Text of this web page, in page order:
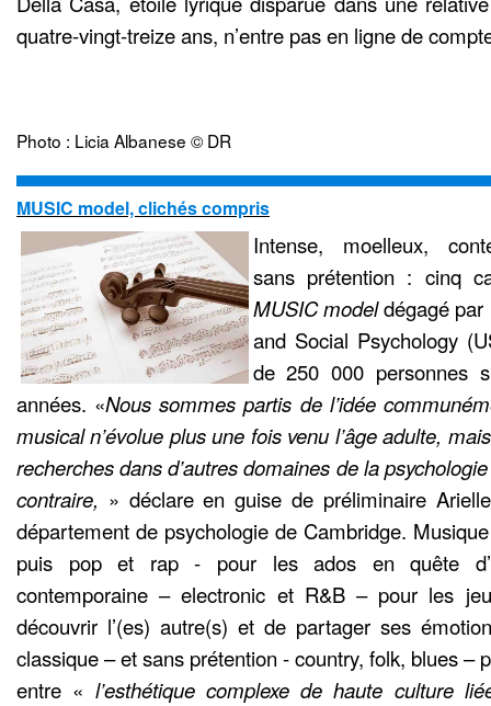
quatre-vingt-treize ans, n’entre pas en ligne de
Photo : Licia Albanese © DR
MUSIC model, clichés compris
Intense, moelleux,
sans prétention : cinq
MUSIC modeldégagé par
and Social Psychology
de 250 000 personnes
années. «Nous sommes partis de l’idée
musical n’évolue plus une fois venu l’âge adulte,
recherches dans d’autres domaines de la
contraire, » déclare en guise de préliminaire
département de psychologie de Cambridge.
puis pop et rap - pour les ados en quête
contemporaine – electronic et R&B – pour les
découvrir l’(es) autre(s) et de partager ses
classique – et sans prétention - country, folk, blues –
entre « l’esthétique complexe de haute culture